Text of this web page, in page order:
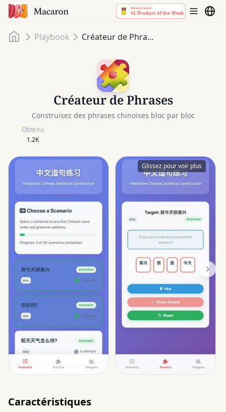
Accueil
Playbook Créateur de Phrases
Créateur de Phrases
Construisez des phrases chinoises bloc par bloc
Obtenu
1.2K
Glissez pour voir plus
Caractéristiques